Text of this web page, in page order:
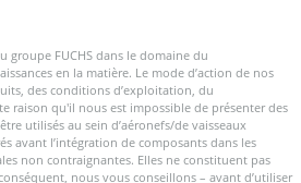
groupe FUCHS dans le domaine du
en la matière. Le mode d’action de nos
des conditions d’exploitation, du
raison qu'il nous est impossible de présenter des
utilisés au sein d’aéronefs/de vaisseaux
avant l’intégration de composants dans les
non contraignantes. Elles ne constituent pas
nous vous conseillons – avant d’utiliser